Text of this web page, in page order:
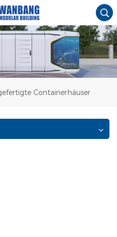
Containerhäuser